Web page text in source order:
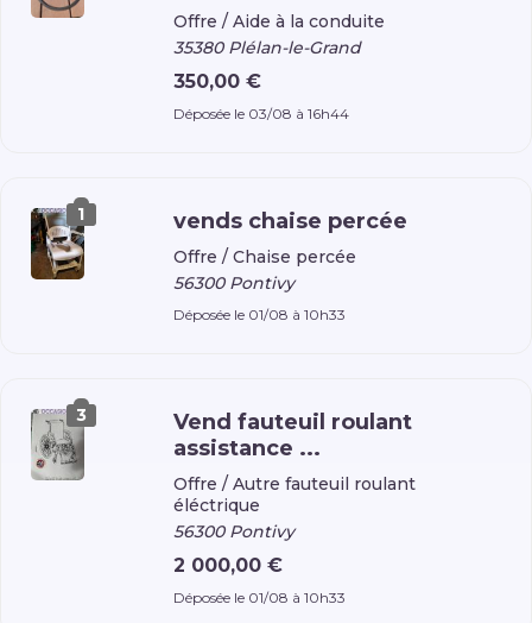
Offre / Aide à la conduite
35380 Plélan-le-Grand
350,00 €
Déposée le 03/08 à 16h44
1 vends chaise percée
Offre / Chaise percée
56300 Pontivy
Déposée le 01/08 à 10h33
3
Vend fauteuil roulant
assistance ...
Offre / Autre fauteuil roulant
éléctrique
56300 Pontivy
2 000,00 €
Déposée le 01/08 à 10h33